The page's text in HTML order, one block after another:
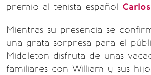
premio al tenista español
Mientras su presencia se
una grata sorpresa para el
Middleton disfruta de unas
familiares con William y sus